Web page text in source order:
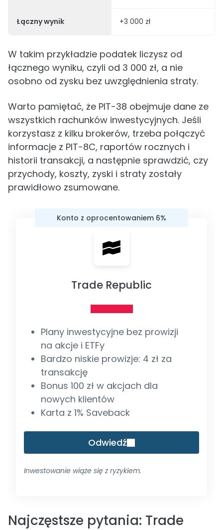
Łączny wynik +3 000 zł
W takim przykładzie podatek liczysz od
łącznego wyniku, czyli od 3 000 zł, a nie
osobno od zysku bez uwzględnienia straty.
Warto pamiętać, że PIT-38 obejmuje dane ze
wszystkich rachunków inwestycyjnych. Jeśli
korzystasz z kilku brokerów, trzeba połączyć
informacje z PIT-8C, raportów rocznych i
historii transakcji, a następnie sprawdzić, czy
przychody, koszty, zyski i straty zostały
prawidłowo zsumowane.
Konto z oprocentowaniem 6%
Trade Republic
Plany inwestycyjne bez prowizji
na akcje i ETFy
Bardzo niskie prowizje: 4 zł za
transakcję
Bonus 100 zł w akcjach dla
nowych klientów
Karta z 1% Saveback
Odwiedź
Inwestowanie wiąże się z ryzykiem.
Najczęstsze pytania: Trade